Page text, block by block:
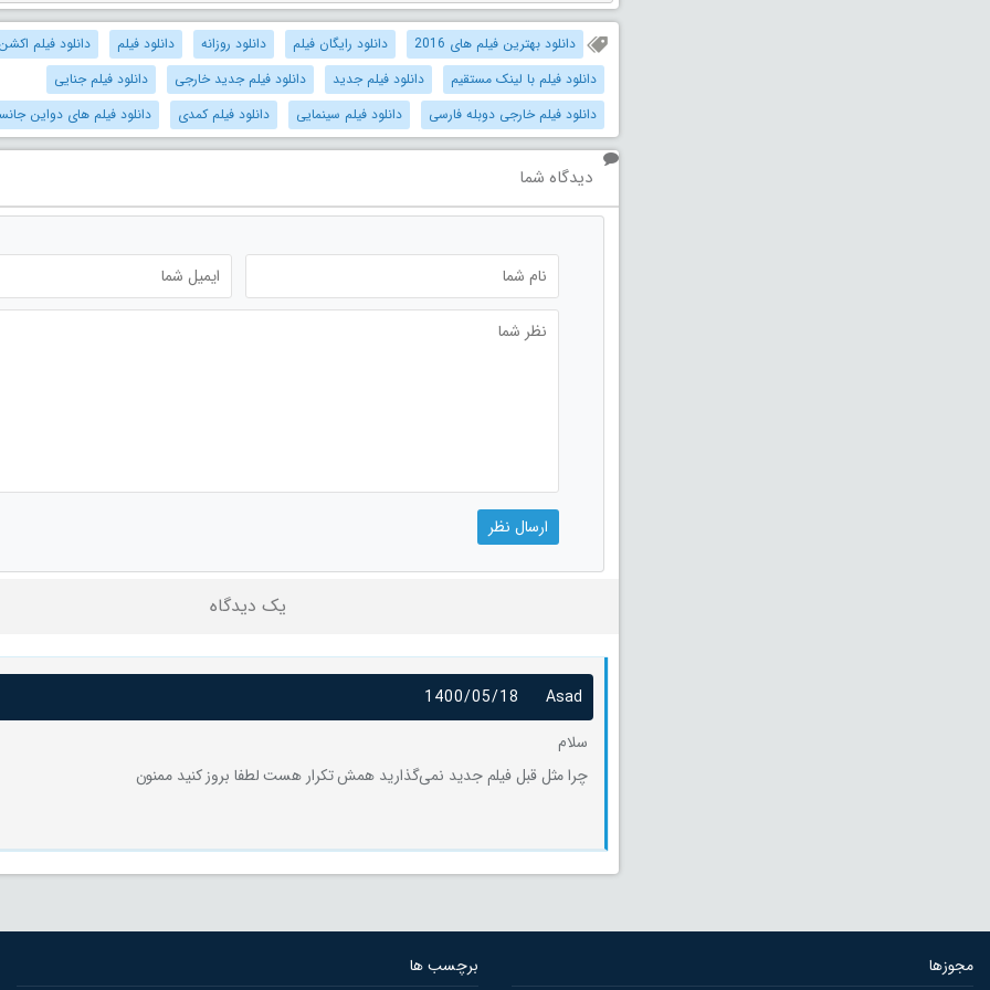
دانلود بهترین فیلم های 2016 دانلود رایگان فیلم دانلود روزانه دانلود فیلم
دانلود فیلم
دانلود فیلم با لینک مستقیم
دانلود فیلم جدید دانلود فیلم جدید خارجی
دانلود فیلم جنایی
دانلود فیلم خارجی دوبله فارسی
دانلود فیلم سینمایی دانلود فیلم کمدی دانلود فیلم های دواین
دیدگاه شما
یک دیدگاه
Asad
1400/05/18
سلام
چرا مثل قبل فیلم جدید نمی‌گذارید همش تکرار هست لطفا بروز کنید ممنون
مجوزها برچسب ها